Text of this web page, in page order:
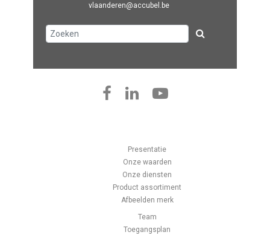
vlaanderen@accubel.be
Presentatie
Onze waarden
Onze diensten
Product assortiment
Afbeelden merk
Team
Toegangsplan